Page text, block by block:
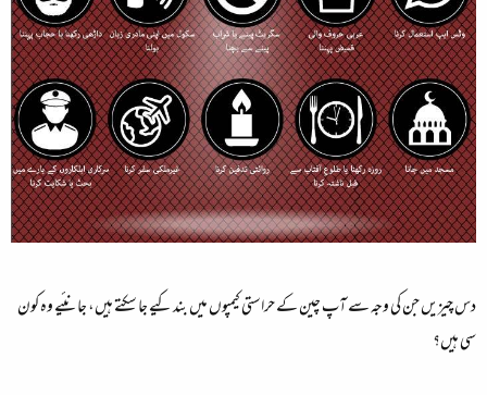
دس چیزیں جن کی وجہ سے آپ چین کے حراستی کیمپوں میں بند کیے جا سکتے ہیں، جانئیے وہ کون
سی ہیں؟